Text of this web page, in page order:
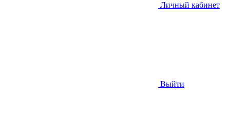
Личный кабинет
Выйти